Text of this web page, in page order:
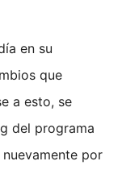
en su
que
a esto, se
del programa
por